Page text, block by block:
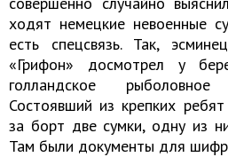
ходят немецкие невоенные
есть спецсвязь. Так,
«Грифон» досмотрел у
голландское
Состоявший из крепких
за борт две сумки, одну из
Там были документы для